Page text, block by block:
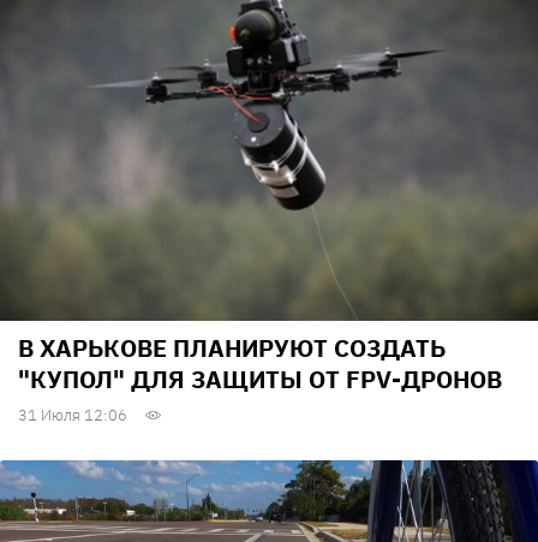
В ХАРЬКОВЕ ПЛАНИРУЮТ СОЗДАТЬ
"КУПОЛ" ДЛЯ ЗАЩИТЫ ОТ FPV-ДРОНОВ
31 Июля 12:06